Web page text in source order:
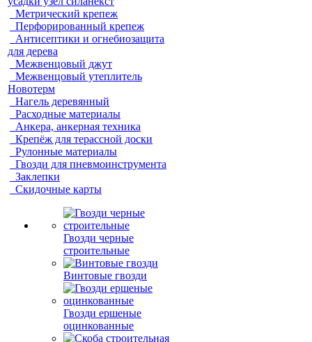
Метрический крепеж
Перфорированный крепеж
Антисептики и огнебиозащита
для дерева
Межвенцовый джут
Межвенцовый утеплитель
Новотерм
Нагель деревянный
Расходные материалы
Анкера, анкерная техника
Крепёж для терассной доски
Рулонные материалы
Гвозди для пневмоинструмента
Заклепки
Скидочные карты
Гвозди черные
строительные
Винтовые гвозди
Гвозди ершеные
оцинкованные